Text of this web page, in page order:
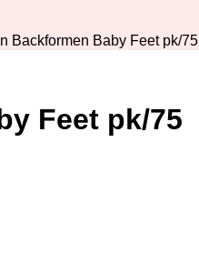
Backformen Baby Feet pk/75
Feet pk/75